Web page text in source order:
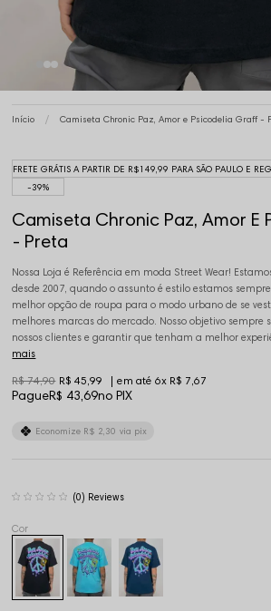
Início Camiseta Chronic Paz, Amor e Psicodelia Graff -
FRETE GRÁTIS A PARTIR DE R$149,99 PARA SÃO PAULO E
39%
Camiseta Chronic Paz, Amor E
- Preta
Nossa Loja é Referência em moda Street Wear!
desde 2007, quando o assunto é estilo estamos
melhor opção de roupa para o modo urbano de se
melhores marcas do mercado. Nosso objetivo sempre
nossos clientes e garantir que tenham a melhor
mais
PagueR$ 43,69no PIX
R$ 74,90 R$ 45,99 6x R$ 7,67
Economize R$ 2,30 via pix
(0)